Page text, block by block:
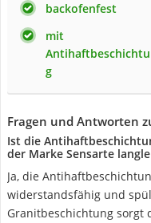
backofenfest
mit
g
Fragen und Antworten
Ist die
der Marke Sensarte
Ja, die
widerstandsfähig und
Granitbeschichtung sorgt